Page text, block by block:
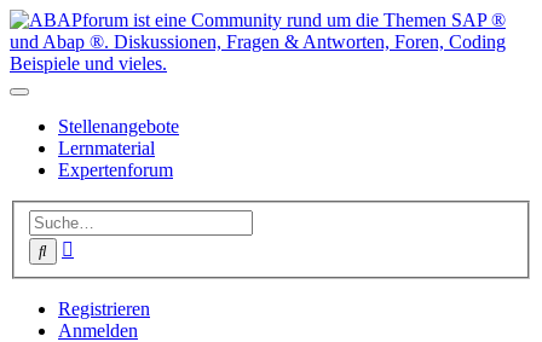
Stellenangebote
Lernmaterial
Expertenforum
Suche
Registrieren
Anmelden